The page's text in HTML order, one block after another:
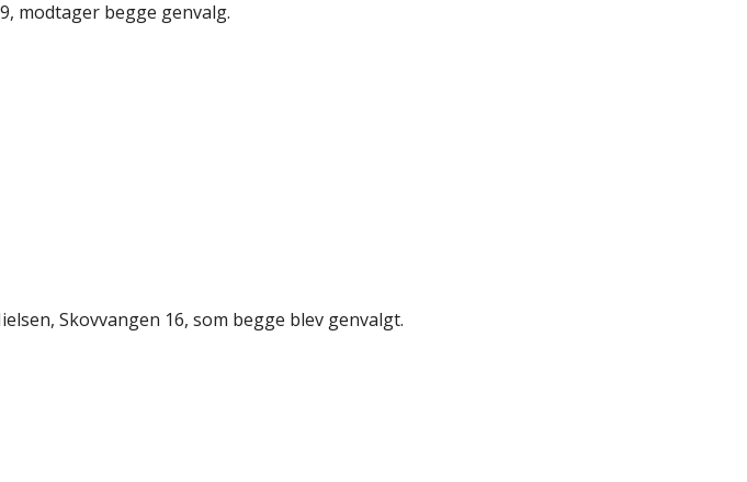
modtager begge genvalg.
Skovvangen 16, som begge blev genvalgt.